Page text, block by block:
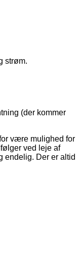
strøm.
(der kommer
være mulighed for
ved leje af
endelig. Der er altid